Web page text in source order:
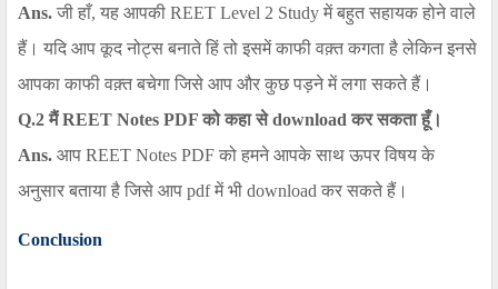
Ans. जी हाँ, यह आपकी REET Level 2 Study में बहुत सहायक होने वाले
हैं। यदि आप कूद नोट्स बनाते हिं तो इसमें काफी वक़्त कगता है लेकिन इनसे
आपका काफी वक़्त बचेगा जिसे आप और कुछ पड़ने में लगा सकते हैं।
Q.2मैंREET Notes PDFको कहा से download कर सकता हूँ।
Ans. आप REET Notes PDF को हमने आपके साथ ऊपर विषय के
अनुसार बताया है जिसे आप pdf में भी download कर सकते हैं।
Conclusion